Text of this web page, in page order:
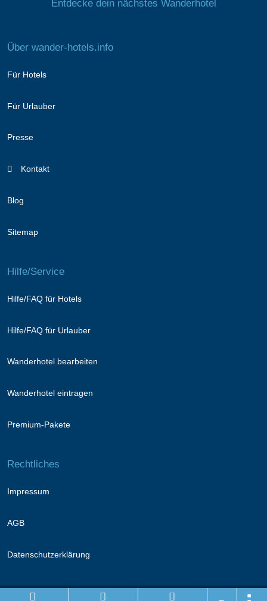
Entdecke dein nächstes Wanderhotel
Über wander-hotels.info
Für Hotels
Für Urlauber
Presse
Kontakt
Blog
Sitemap
Hilfe/Service
Hilfe/FAQ für Hotels
Hilfe/FAQ für Urlauber
Wanderhotel bearbeiten
Wanderhotel eintragen
Premium-Pakete
Rechtliches
Impressum
AGB
Datenschutzerklärung
Folge uns